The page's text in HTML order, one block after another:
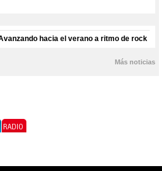
hacia el verano a ritmo de rock
Más noticias
RADIO